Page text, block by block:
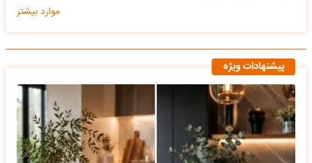
موارد بیشتر
پیشنهادات ویژه